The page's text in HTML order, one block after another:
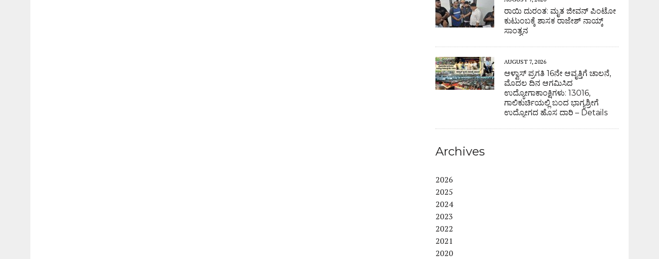
ರಾಯಿ ದುರಂತ: ಮೃತ ಜೀವನ್ ಪಿಂಟೋ
ಕುಟುಂಬಕ್ಕೆ ಶಾಸಕ ರಾಜೇಶ್ ನಾಯ್ಕ್
ಸಾಂತ್ವನ
AUGUST 7, 2026
ಆಳ್ವಾಸ್ ಪ್ರಗತಿ 16ನೇ ಆವೃತ್ತಿಗೆ ಚಾಲನೆ,
ಮೊದಲ ದಿನ ಆಗಮಿಸಿದ
ಉದ್ಯೋಗಾಕಾಂಕ್ಷಿಗಳು: 13016,
ಗಾಲಿಕುರ್ಚಿಯಲ್ಲಿ ಬಂದ ಭಾಗ್ಯಶ್ರೀಗೆ
ಉದ್ಯೋಗದ ಹೊಸ ದಾರಿ – Details
Archives
2026
2025
2024
2023
2022
2021
2020